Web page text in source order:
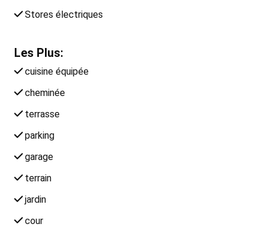
Stores électriques
Les Plus:
cuisine équipée
cheminée
terrasse
parking
garage
terrain
jardin
cour